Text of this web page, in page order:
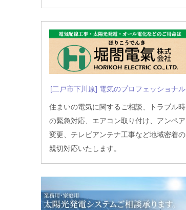
[二戸市下川原] 電気のプロフェッショナル
住まいの電気に関するご相談、トラブル時
の緊急対応、エアコン取り付け、アンペア
変更、テレビアンテナ工事など地域密着の
親切対応いたします。